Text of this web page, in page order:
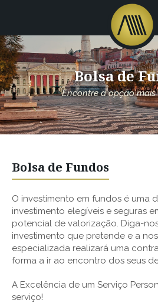
Bolsa de
Encontre a opção
Bolsa de Fundos
O investimento em fundos é uma
investimento elegíveis e seguras
potencial de valorização. Diga-
investimento que pretende e a
especializada realizará uma
forma a ir ao encontro dos seus
A Excelência de um Serviço
serviço!